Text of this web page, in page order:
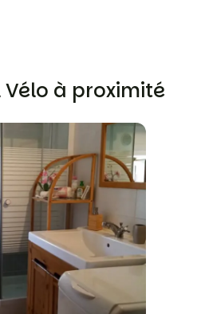
Vélo à proximité